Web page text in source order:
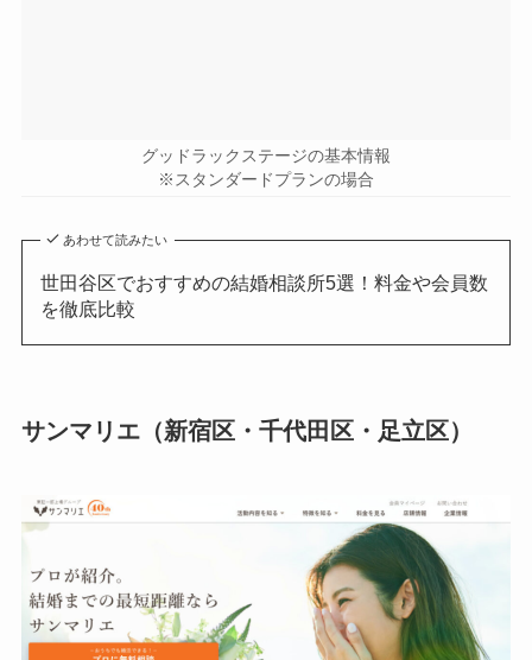
グッドラックステージの基本情報
※スタンダードプランの場合
あわせて読みたい
世田谷区でおすすめの結婚相談所5選！料金や会員数
を徹底比較
サンマリエ（新宿区・千代田区・足立区）